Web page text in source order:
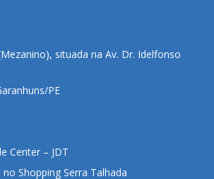
situada na Av. Dr. Idelfonso
PE
Center – JDT
Shopping Serra Talhada